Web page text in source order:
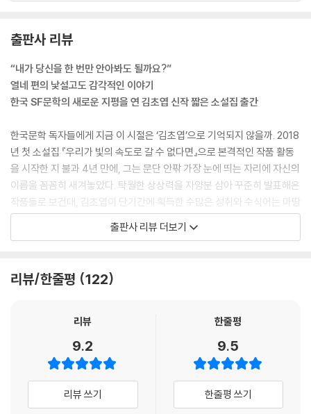
“평생을 살아도 우리는 타인의 현실의 결에 완전히 접속하지 못할 거야. 모
든 사람이 각자의 현실의 결을 갖고 있지. 만약 그렇게, 우리가 가진 현실의
결이 모두 다르다면, 왜 그중 어떤 현실의 결만이 우세한 것으로 여겨져야
할까?” --- p.57, 「데이지와 이상한 기계」 중에서
인류의 모든 뇌에 수만 개 은하 언어를 지원하는 범우주 통역 모듈이 설치
된 이 시대에도, 어떤 이들은 낯선 외국어로 가득한 서점을 거니는 이국적
인 경험을 하고 싶어 하기 때문이다. 완전한 이방인으로서의 체험. 어떤 말
도 구체적인 정보로 흡수되지 못하고 풍경으로 나를 스쳐 지나가고 마는
경험……. --- p.62~63, 「행성어 서점」 중에서
순간의 아름다움을 최대한 기록하는 것. 그게 리키의 일이었지만, 어쨌든
어떤 순간들은 오직 직접 본 사람들의 마음에만 남았다. --- p.104, 「포착
부라는 건 모순이 아니야. 아니면, 전체라는 건 애초에 없는 것일지도 모르
지. --- p.118, 「늪지의 소년」 중에서
그건 중요하지 않아요. 우린 예전보다 행복해요. 이 작은 친구들이 우리의
옆에 머물러주기에, 인류는 더 이상 우주의 외로운 먼지 조각들이 아니에
출판사 리뷰
“내가 당신을 한 번만 안아봐도 될까요?”
열네 편의 낯설고도 감각적인 이야기
한국 SF문학의 새로운 지평을 연 김초엽 신작 짧은 소설집 출간
한국문학 독자들에게 지금 이 시절은 ‘김초엽’으로 기억되지 않을까. 2018
년 첫 소설집 『우리가 빛의 속도로 갈 수 없다면』으로 본격적인 작품 활동
을 시작한 지 불과 4년 만에, 그는 문단 안팎 가장 눈에 띄는 자리에 자신의
이름을 꼼꼼히 새겨놓았다. 탁월한 상상력을 자양분 삼아 꾸준히 발표해온
작품들로 보건대, 김초엽이 단기간에 획득한 수많은 성취와 수식어는 마땅
한 것으로 느껴진다.
마음산책 열두 번째 짧은 소설은 한국 SF문학의 새로운 지평을 연 소설가
하는 작품들은 장애와 혐오, 이종(異種)간의 갈등과 공존, 환경 파괴 같은
무엇이든 몸에 닿으면 끔찍한 고통을 느끼는 ‘접촉 증후군’ 환자 파히라
있는 세상에서 시술 부적응자로 살아가는 교수(「행성어 서점」), 균사체 연
결망이 집단 지능을 구축하고 있는 늪에 갑자기 나타난 유약한 미지의 소
년(「늪지의 소년」), 폐허 직전의 휴게소 한 편에 위치한 기이한 식당의 의
문투성이 주인(「지구의 다른 거주자들」)은 이 세계의 별종이자 이방인들
출판사 리뷰 더보기
리뷰/한줄평 122
리뷰
9.2
리뷰 쓰기
한줄평
9.5
한줄평 쓰기